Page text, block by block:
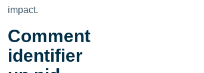
impact.
Comment
identifier